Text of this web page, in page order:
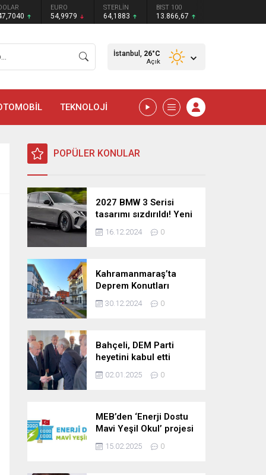
EURO
54,9979
STERLİN
64,1883
BIST 100
13.866,67
İstanbul, 26°C
Açık
TEKNOLOJİ
POPÜLER KONULAR
2027 BMW 3 Serisi
tasarımı sızdırıldı! Yeni
nesil sedan’dan
şaşırtıcı yenilikler!
16.12.2024 0
Kahramanmaraş’ta
Deprem Konutları
2025’te Teslim Edilecek
30.12.2024 0
Bahçeli, DEM Parti
heyetini kabul etti
02.01.2025 0
MEB’den ‘Enerji Dostu
Mavi Yeşil Okul’ projesi
15.02.2025 0